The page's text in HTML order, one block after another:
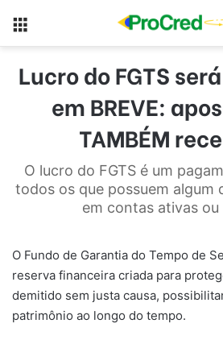
Lucro do FGTS
em BREVE:
TAMBÉM
O lucro do FGTS é um
todos os que possuem algum
em contas ativas ou
O Fundo de Garantia do Tempo de
reserva financeira criada para
demitido sem justa causa,
patrimônio ao longo do tempo.